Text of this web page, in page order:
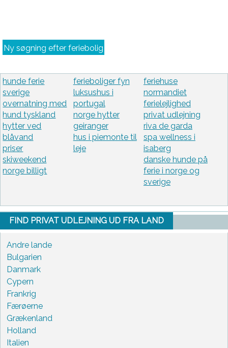
Ny søgning efter feriebolig
hunde ferie
sverige
overnatning med
hund tyskland
hytter ved
blåvand
priser
skiweekend
norge billigt
ferieboliger fyn
luksushus i
portugal
norge hytter
geiranger
hus i piemonte til
leje
feriehuse
normandiet
ferielejlighed
privat udlejning
riva de garda
spa wellness i
isaberg
danske hunde på
ferie i norge og
sverige
FIND PRIVAT UDLEJNING UD FRA LAND
Andre lande
Bulgarien
Danmark
Cypern
Frankrig
Færøerne
Grækenland
Holland
Italien